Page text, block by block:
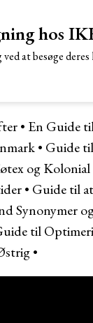
hos
at besøge deres
• En Guide
• Guide
og
• Guide til
Synonymer
til
•